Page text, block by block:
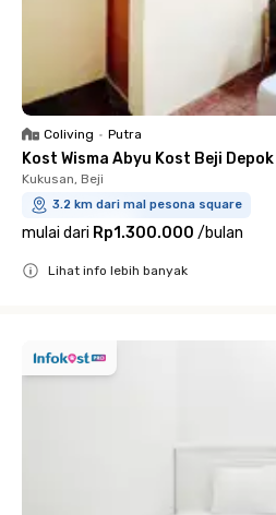
Coliving • Putra
Kost Wisma Abyu Kost Beji Depok
Kukusan, Beji
3.2 km dari mal pesona square
mulai dari Rp1.300.000 /bulan
Lihat info lebih banyak